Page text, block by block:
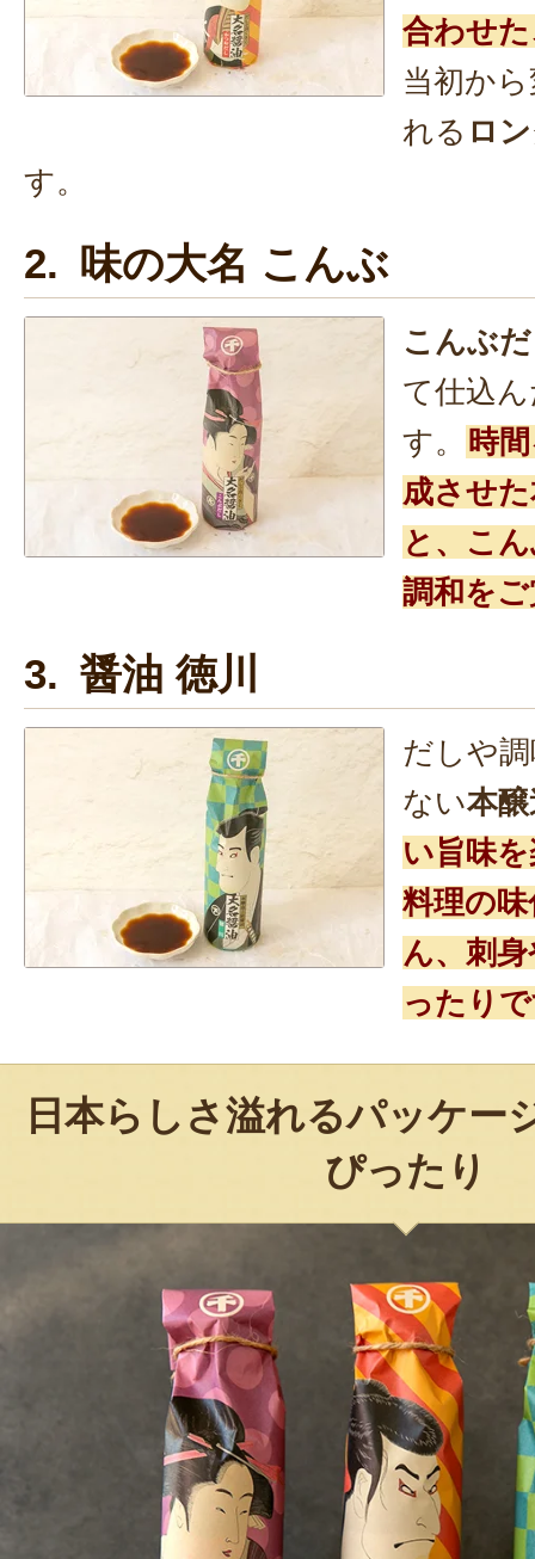
合わせ
当初か
れる ロ
す。
2. 味の大名 こんぶ
こんぶ
て仕込
す。
時
成させ
と、こ
調和を
3. 醤油 徳川
だしや
ない本
い旨味
料理の
ん、刺
ったり
日本らしさ溢れるパッケー
ぴったり